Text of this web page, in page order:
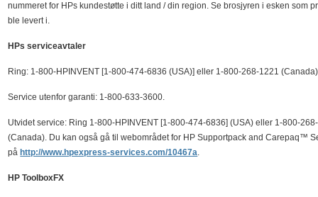
nummeret for HPs kundestøtte i ditt land / din region. Se brosjyren i esken som
ble levert i.
HPs serviceavtaler
Ring: 1-800-HPINVENT [1-800-474-6836 (USA)] eller 1-800-268-1221
Service utenfor garanti: 1-800-633-3600.
Utvidet service: Ring 1-800-HPINVENT [1-800-474-6836] (USA) eller 1-800-
(Canada). Du kan også gå til webområdet for HP Supportpack and Carepaq™
på http://www.hpexpress-services.com/10467a.
HP ToolboxFX